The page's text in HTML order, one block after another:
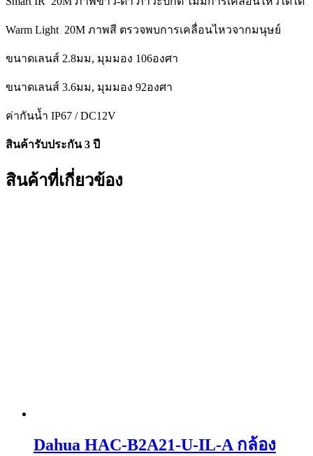
Warm Light 20M ภาพสี ตรวจพบการเคลื่อนไหวจากมนุษย์
ขนาดเลนส์ 2.8มม, มุมมอง 106องศา
ขนาดเลนส์ 3.6มม, มุมมอง 92องศา
ค่ากันน้ำ IP67 / DC12V
สินค้ารับประกัน 3 ปี
สินค้าที่เกี่ยวข้อง
Dahua HAC-B2A21-U-IL-A กล้อง